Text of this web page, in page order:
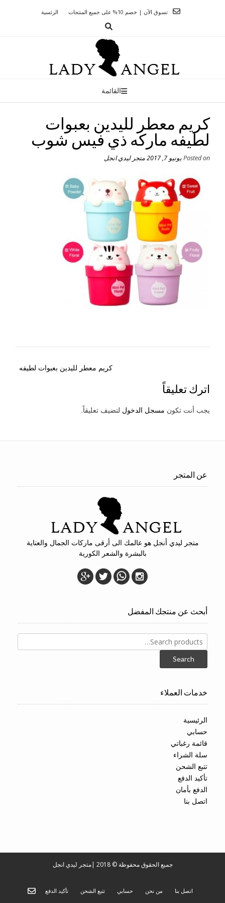
الرئسية تسوق الآن | خصم 10% على جميع المنتجات
القائمة
كريم معطر لليدين بعبوات
لطيفه ماركه ذي فيس شوب
Posted onيونيو 7, 2017 متجر ليدي انجل
كريم معطر لليدين بعبوات لطيفه
اترك تعليقاً
يجب أنت تكون مسجل الدخول لتضيف تعليقاً.
عن المتجر
متجر ليدي أنجل هو عالمك الى أرقى ماركات الجمال والعناية
بالبشرة والشعر الكورية
أبحث عن منتجك المفضل
Search
for:
Search
خدمات العملاء
الرئيسية
حسابي
قائمة رغباتي
سلة الشراء
تتبع الشحن
تأكيد الدفع
الدفع بأمان
اتصل بنا
جميع الحقوق محفوظة © 2018 |متجر ليدي انجل
اتصل بنا من نحن حسابي تتبع الشحن تأكيد الدفع